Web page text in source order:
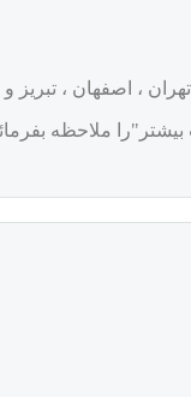
، اصفهان ، تبریز
ملاحظه